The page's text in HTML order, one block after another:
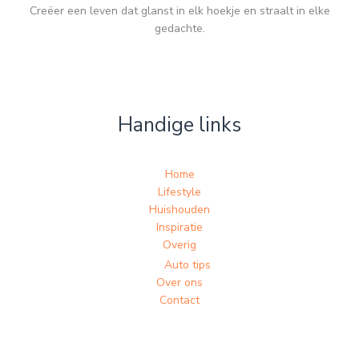
Creëer een leven dat glanst in elk hoekje en straalt in elke
gedachte.
Handige links
Home
Lifestyle
Huishouden
Inspiratie
Overig
Auto tips
Over ons
Contact